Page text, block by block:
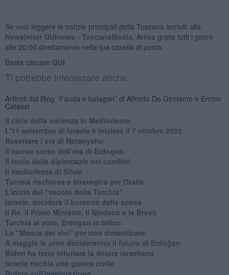
Se vuoi leggere le notizie principali della Toscana iscriviti alla
Newsletter QUInews - ToscanaMedia. Arriva gratis tutti i giorni
alle 20:00 direttamente nella tua casella di posta.
Basta cliccare QUI
Ti potrebbe interessare anche:
Articoli dal Blog “Fauda e balagan” di Alfredo De Girolamo e Enrico
Catassi
Il ciclo della violenza in Medioriente
L'11 settembre di Israele è iniziato il 7 ottobre 2023
Resettare l’era di Netanyahu
​Il nuovo corso dell’era di Erdogan
Il ruolo delle diplomazie nei conflitti
Il medioriente di Silvio
Tunisia rischiosa e strategica per l'Italia
L'inizio del “secolo della Turchia”
Israele, deciderà il borsone della spesa
Il Re, il Primo Ministro, il Sindaco e la Brexit
Turchia al voto, Erdogan in bilico
La "Marcia dei vivi" per non dimenticare
A maggio le urne decideranno il futuro di Erdoğan
Biden ha fatto infuriare la destra israeliana
Israele rischia una guerra civile